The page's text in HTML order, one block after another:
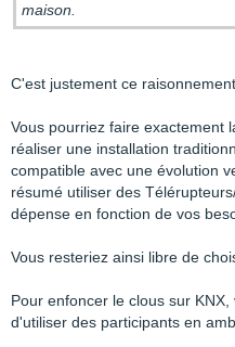
maison.
C'est justement ce
Vous pourriez faire exactement
réaliser une installation
compatible avec une évolution
résumé utiliser des
dépense en fonction de vos
Vous resteriez ainsi libre de
Pour enfoncer le clous sur
d'utiliser des participants en